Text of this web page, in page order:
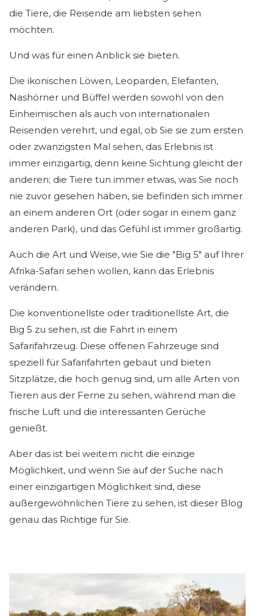
die Tiere, die Reisende am liebsten sehen
möchten.
Und was für einen Anblick sie bieten.
Die ikonischen Löwen, Leoparden, Elefanten,
Nashörner und Büffel werden sowohl von den
Einheimischen als auch von internationalen
Reisenden verehrt, und egal, ob Sie sie zum ersten
oder zwanzigsten Mal sehen, das Erlebnis ist
immer einzigartig, denn keine Sichtung gleicht der
anderen; die Tiere tun immer etwas, was Sie noch
nie zuvor gesehen haben, sie befinden sich immer
an einem anderen Ort (oder sogar in einem ganz
anderen Park), und das Gefühl ist immer großartig.
Auch die Art und Weise, wie Sie die "Big 5" auf Ihrer
Afrika-Safari sehen wollen, kann das Erlebnis
verändern.
Die konventionellste oder traditionellste Art, die
Big 5 zu sehen, ist die Fahrt in einem
Safarifahrzeug. Diese offenen Fahrzeuge sind
speziell für Safarifahrten gebaut und bieten
Sitzplätze, die hoch genug sind, um alle Arten von
Tieren aus der Ferne zu sehen, während man die
frische Luft und die interessanten Gerüche
genießt.
Aber das ist bei weitem nicht die einzige
Möglichkeit, und wenn Sie auf der Suche nach
einer einzigartigen Möglichkeit sind, diese
außergewöhnlichen Tiere zu sehen, ist dieser Blog
genau das Richtige für Sie.